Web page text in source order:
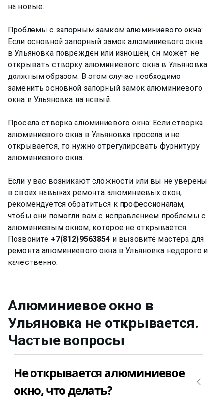
на новые.
Проблемы с запорным замком алюминиевого окна:
Если основной запорный замок алюминиевого окна
в Ульяновка поврежден или изношен, он может не
открывать створку алюминиевого окна в Ульяновка
должным образом. В этом случае необходимо
заменить основной запорный замок алюминиевого
окна в Ульяновка на новый.
Просела створка алюминиевого окна: Если створка
алюминиевого окна в Ульяновка просела и не
открывается, то нужно отрегулировать фурнитуру
алюминиевого окна.
Если у вас возникают сложности или вы не уверены
в своих навыках ремонта алюминиевых окон,
рекомендуется обратиться к профессионалам,
чтобы они помогли вам с исправлением проблемы с
алюминиевым окном, которое не открывается.
Позвоните +7(812)9563854 и вызовите мастера для
ремонта алюминиевого окна в Ульяновка недорого и
Алюминиевое окно в
Ульяновка не открывается.
Частые вопросы
Не открывается алюминиевое
окно, что делать?